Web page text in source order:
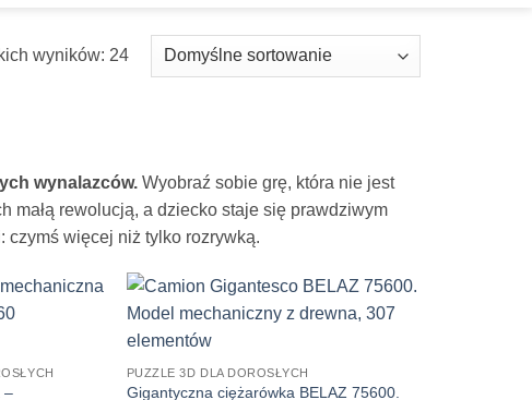
wyników: 24
wynalazców. Wyobraź sobie grę, która nie jest
małą rewolucją, a dziecko staje się prawdziwym
czymś więcej niż tylko rozrywką.
–
PUZZLE 3D DLA DOROSŁYCH
Gigantyczna ciężarówka BELAZ 75600.